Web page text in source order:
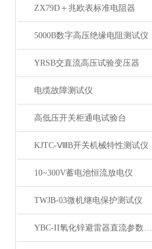
ZX79D＋兆欧表标准电阻器
5000B数字高压绝缘电阻测试仪
YRSB交直流高压试验变压器
电缆故障测试仪
高低压开关柜通电试验台
KJTC-ⅧB开关机械特性测试仪
10~300V蓄电池恒流放电仪
TWJB-03微机继电保护测试仪
YBC-II氧化锌避雷器直流参数测试仪